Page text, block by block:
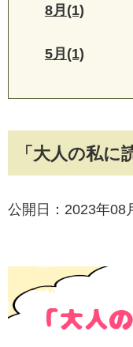
「大人の私
公開日：2023年
8月(1)
5月(1)